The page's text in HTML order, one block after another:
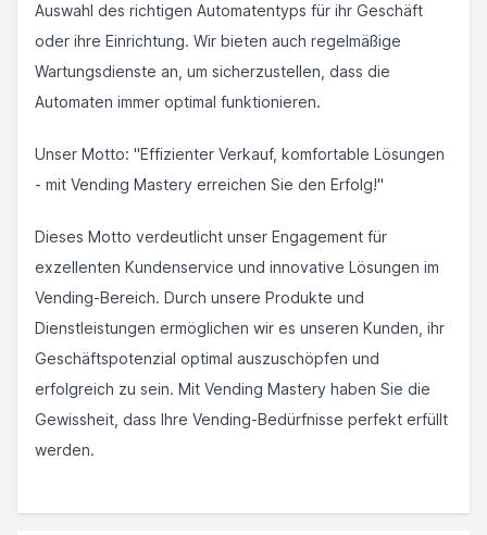
Auswahl des richtigen Automatentyps für ihr Geschäft
oder ihre Einrichtung. Wir bieten auch regelmäßige
Wartungsdienste an, um sicherzustellen, dass die
Automaten immer optimal funktionieren.
Unser Motto: "Effizienter Verkauf, komfortable Lösungen
- mit Vending Mastery erreichen Sie den Erfolg!"
Dieses Motto verdeutlicht unser Engagement für
exzellenten Kundenservice und innovative Lösungen im
Vending-Bereich. Durch unsere Produkte und
Dienstleistungen ermöglichen wir es unseren Kunden, ihr
Geschäftspotenzial optimal auszuschöpfen und
erfolgreich zu sein. Mit Vending Mastery haben Sie die
Gewissheit, dass Ihre Vending-Bedürfnisse perfekt erfüllt
werden.